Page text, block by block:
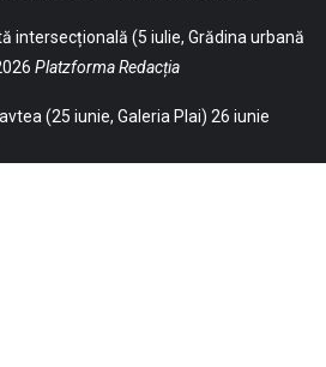
intersecțională (5 iulie, Grădina urbană
Platzforma Redacția
(25 iunie, Galeria Plai) 26 iunie